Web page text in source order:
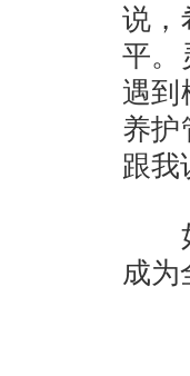
说，
平。
遇到
养护
跟我
如
成为